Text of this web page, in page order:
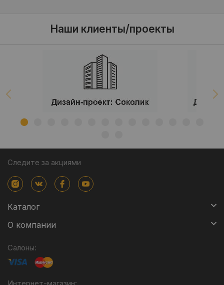
Наши клиенты/проекты
Следите за акциями
Каталог
О компании
Салоны: